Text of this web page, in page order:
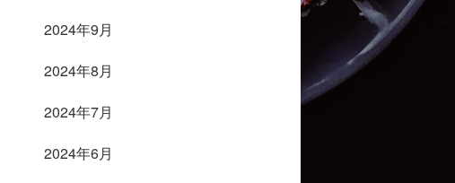
2024年9月
2024年8月
2024年7月
2024年6月